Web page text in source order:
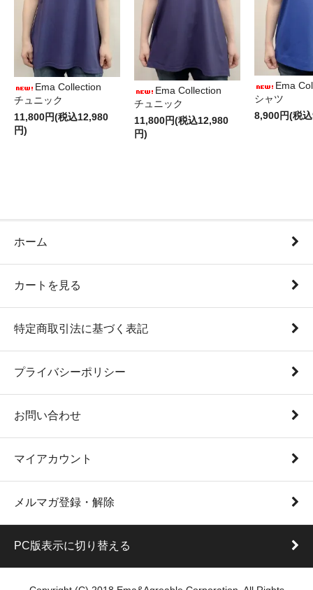
Ema Collection
チュニック
11,800円(税込12,980
円)
Ema Collection
チュニック
11,800円(税込12,980
円)
Ema
シャツ
8,900円(税
ホーム
カートを見る
特定商取引法に基づく表記
プライバシーポリシー
お問い合わせ
マイアカウント
メルマガ登録・解除
PC版表示に切り替える